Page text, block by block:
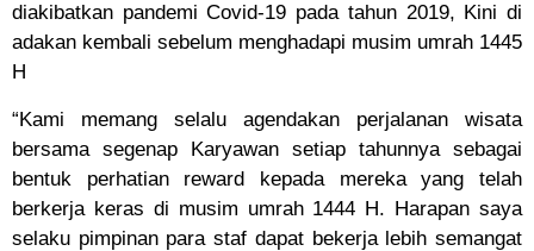
diakibatkan pandemi Covid-19 pada tahun 2019, Kini di
adakan kembali sebelum menghadapi musim umrah 1445
H
“Kami memang selalu agendakan perjalanan wisata
bersama segenap Karyawan setiap tahunnya sebagai
bentuk perhatian reward kepada mereka yang telah
berkerja keras di musim umrah 1444 H. Harapan saya
selaku pimpinan para staf dapat bekerja lebih semangat